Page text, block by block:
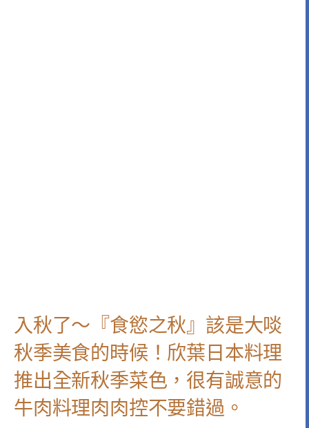
入秋了～『食慾之秋』該是大啖
秋季美食的時候！欣葉日本料理
推出全新秋季菜色，很有誠意的
牛肉料理肉肉控不要錯過。